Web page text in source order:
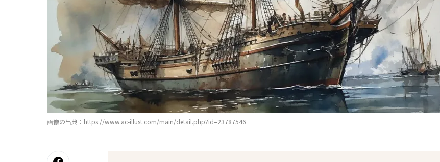
画像の出典：https://www.ac-illust.com/main/detail.php?id=23787546